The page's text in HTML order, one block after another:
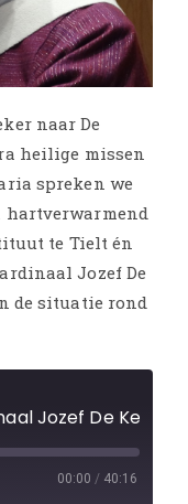
naar De
heilige missen
spreken we
hartverwarmend
te Tielt én
Jozef De
de situatie rond
00:00 / 40:16